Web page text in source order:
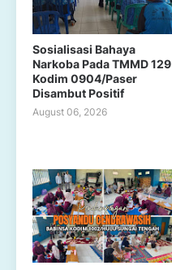
Sosialisasi Bahaya
Narkoba Pada TMMD 129
Kodim 0904/Paser
Disambut Positif
August 06, 2026